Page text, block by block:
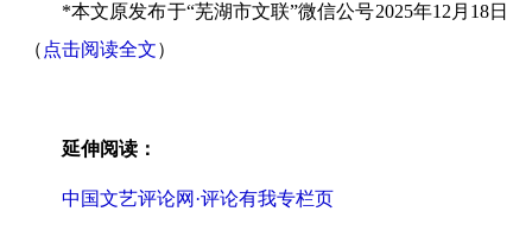
*本文原发布于“芜湖市文联”微信公号2025年12月18日
（ 点击阅读全文）
延伸阅读：
中国文艺评论网·评论有我专栏页